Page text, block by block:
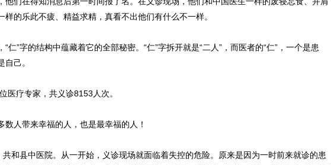
样的乐此不疲、精益求精，真看不出他们有什么不一样。
”字的结构中蕴藏着它的全部秘密。“仁”字拆开就是“二人”，而医者的“仁”，一个是患
自己。
疗专家，共义诊8153人次。
人带来幸福的人，也是最幸福的人！
县中医院。从一开始，义诊现场就面临着失控的危险。原来是因为一时前来就诊的患